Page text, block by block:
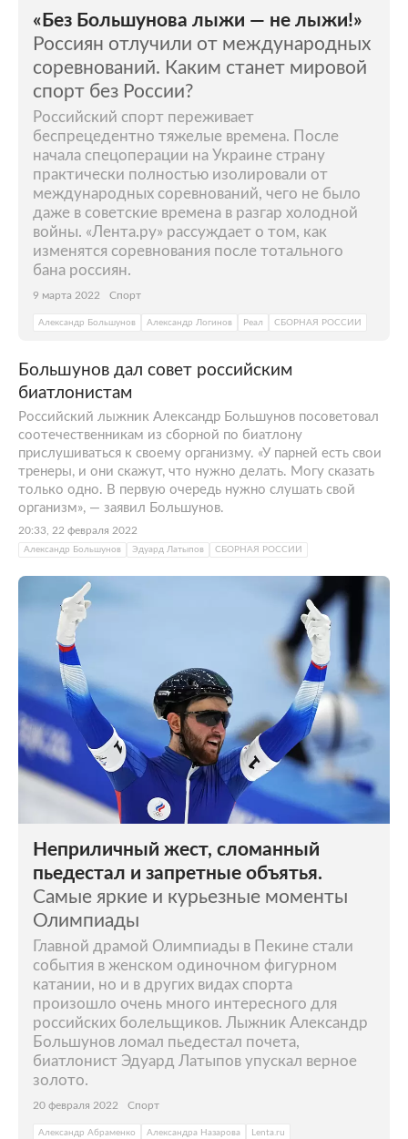
«Без Большунова лыжи — не лыжи!»
Россиян отлучили от международных
соревнований. Каким станет мировой
спорт без России?
Российский спорт переживает
беспрецедентно тяжелые времена. После
начала спецоперации на Украине страну
практически полностью изолировали от
международных соревнований, чего не было
даже в советские времена в разгар холодной
войны. «Лента.ру» рассуждает о том, как
изменятся соревнования после тотального
бана россиян.
9 марта 2022 Спорт
Александр Большунов Александр Логинов Реал СБОРНАЯ РОССИИ
Большунов дал совет российским
биатлонистам
Российский лыжник Александр Большунов посоветовал
соотечественникам из сборной по биатлону
прислушиваться к своему организму. «У парней есть свои
тренеры, и они скажут, что нужно делать. Могу сказать
только одно. В первую очередь нужно слушать свой
организм», — заявил Большунов.
20:33, 22 февраля 2022
Александр Большунов Эдуард Латыпов СБОРНАЯ РОССИИ
Неприличный жест, сломанный
пьедестал и запретные объятья.
Самые яркие и курьезные моменты
Олимпиады
Главной драмой Олимпиады в Пекине стали
события в женском одиночном фигурном
катании, но и в других видах спорта
произошло очень много интересного для
российских болельщиков. Лыжник Александр
Большунов ломал пьедестал почета,
биатлонист Эдуард Латыпов упускал верное
золото.
20 февраля 2022 Спорт
Александр Абраменко Александра Назарова
Lenta.ru